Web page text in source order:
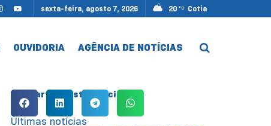
sexta-feira, agosto 7, 2026 20 °C Cotia
OUVIDORIA AGÊNCIA DE NOTÍCIAS
Compartilhe esta notícia:
Últimas notícias